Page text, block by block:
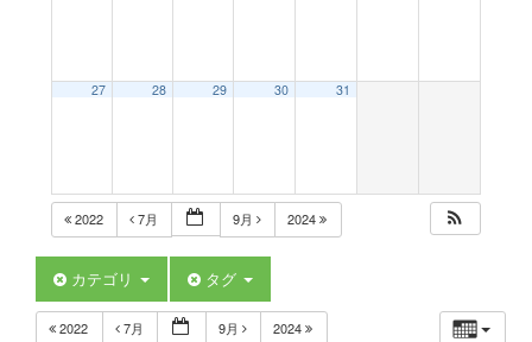
t
27 28 29 30 31
2022 7月 9月 2024
カテゴリ タグ
2022 7月 9月 2024